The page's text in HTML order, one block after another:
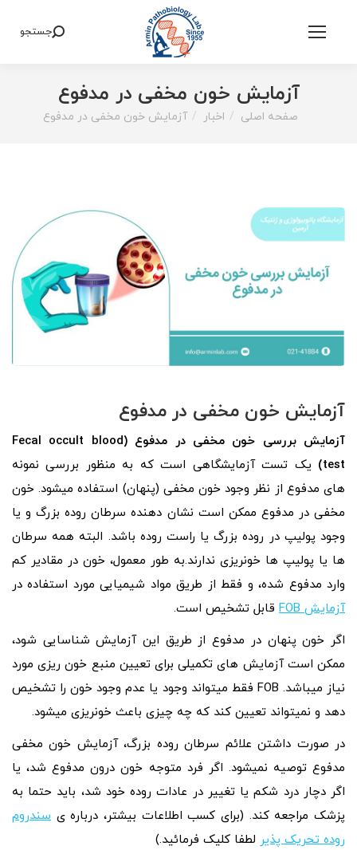
Search:
جستجو
آزمایش خون مخفی در مدفوع
You are here:
صفحه اصلی اخبار آزمایش خون مخفی در مدفوع
آزمایش خون مخفی در مدفوع
آزمایش بررسی خون مخفی در مدفوع (Fecal occult blood
test
) یک تست آزمایشگاهی است که به منظور بررسی نمونه‌
های مدفوع از نظر وجود خون مخفی (پنهان) استفاده میشود. خون
مخفی در مدفوع ممکن است نشان دهنده سرطان روده بزرگ و یا
وجود پولیپ در روده بزرگ یا راست روده باشد. البته همه سرطان
ها یا پولیپ ها خونریزی ندارند.به طور معمول، خون در مقادیر کم
وارد مدفوع شده، و فقط از طریق مواد شیمیایی مورد استفاده در
آزمایش FOB
قابل تشخیص است.
اگر خون پنهان در مدفوع از طریق این آزمایش شناسایی شود،
ممکن است آزمایش های تکمیلی برای تعیین منبع خون ریزی مورد
نیاز میباشد. FOB فقط میتواند وجود یا عدم وجود خون را تشخیص
دهد و نمیتواند تعیین کند که چه چیزی باعث خونریزی میشود.
در صورت داشتن علائم سرطان روده بزرگ، آزمایش خون مخفی
مدفوع توصیه نمیشود. اگر فرد متوجه خون درون مدفوع شد، یا
اگر دچار درد شکم یا تغییر در عادات روده خود شد، باید حتما به
پزشک مراجعه کند. (برای کسب اطلاعات بیشتر، درباره ی سندروم
روده تحریک پذیر لطفا کلیک فرمائید.)